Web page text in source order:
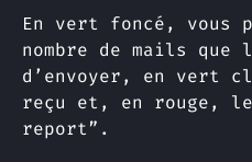
En vert foncé, vous
nombre de mails que
d’envoyer, en vert
reçu et, en rouge, le
report”.